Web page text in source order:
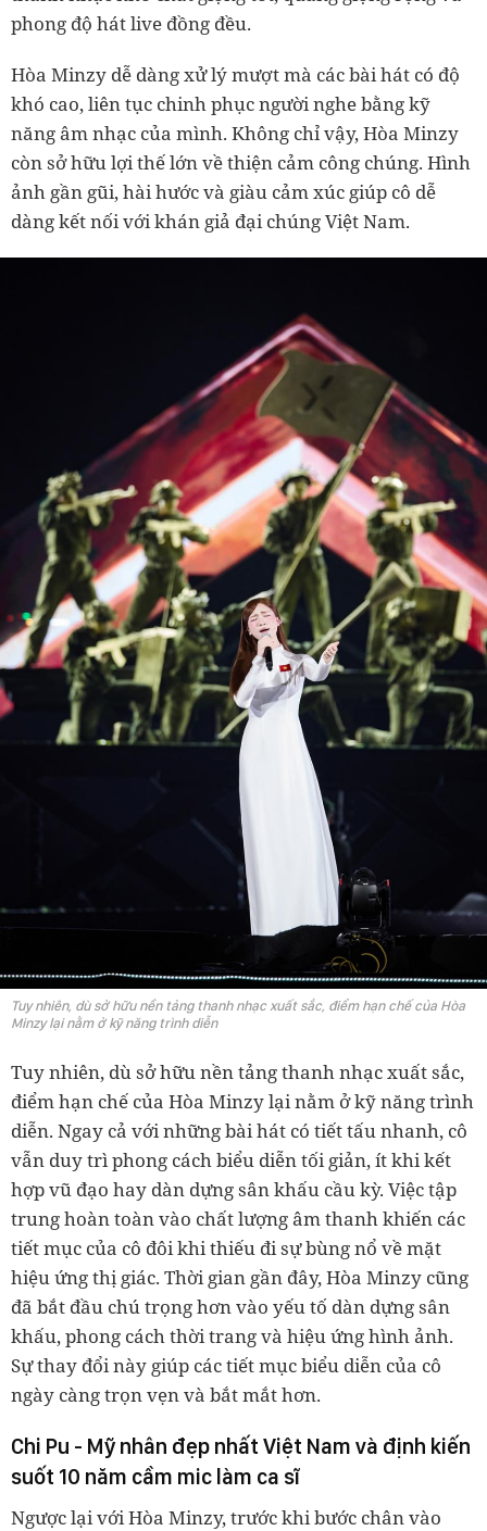
phong độ hát live đồng đều.
Hòa Minzy dễ dàng xử lý mượt mà các bài hát có độ
khó cao, liên tục chinh phục người nghe bằng kỹ
năng âm nhạc của mình. Không chỉ vậy, Hòa Minzy
còn sở hữu lợi thế lớn về thiện cảm công chúng. Hình
ảnh gần gũi, hài hước và giàu cảm xúc giúp cô dễ
dàng kết nối với khán giả đại chúng Việt Nam.
Tuy nhiên, dù sở hữu nền tảng thanh nhạc xuất sắc, điểm hạn chế của Hòa
Minzy lại nằm ở kỹ năng trình diễn
Tuy nhiên, dù sở hữu nền tảng thanh nhạc xuất sắc,
điểm hạn chế của Hòa Minzy lại nằm ở kỹ năng trình
diễn. Ngay cả với những bài hát có tiết tấu nhanh, cô
vẫn duy trì phong cách biểu diễn tối giản, ít khi kết
hợp vũ đạo hay dàn dựng sân khấu cầu kỳ. Việc tập
trung hoàn toàn vào chất lượng âm thanh khiến các
tiết mục của cô đôi khi thiếu đi sự bùng nổ về mặt
hiệu ứng thị giác. Thời gian gần đây, Hòa Minzy cũng
đã bắt đầu chú trọng hơn vào yếu tố dàn dựng sân
khấu, phong cách thời trang và hiệu ứng hình ảnh.
Sự thay đổi này giúp các tiết mục biểu diễn của cô
ngày càng trọn vẹn và bắt mắt hơn.
Chi Pu - Mỹ nhân đẹp nhất Việt Nam và định kiến
suốt 10 năm cầm mic làm ca sĩ
Ngược lại với Hòa Minzy, trước khi bước chân vào